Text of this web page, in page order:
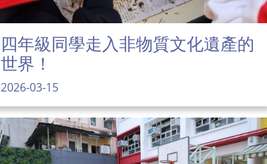
四年級同學走入非物質文化遺產的
世界！
2026-03-15